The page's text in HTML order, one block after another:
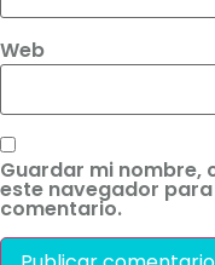
Web
Guardar mi nombre,
este navegador
comentario.